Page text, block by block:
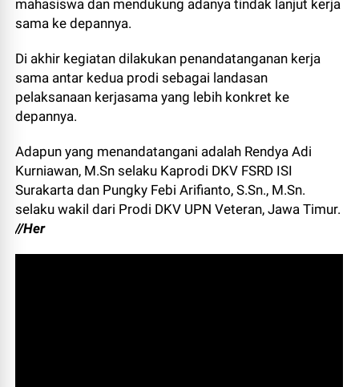
mahasiswa dan mendukung adanya tindak lanjut kerja
sama ke depannya.
Di akhir kegiatan dilakukan penandatanganan kerja
sama antar kedua prodi sebagai landasan
pelaksanaan kerjasama yang lebih konkret ke
depannya.
Adapun yang menandatangani adalah Rendya Adi
Kurniawan, M.Sn selaku Kaprodi DKV FSRD ISI
Surakarta dan Pungky Febi Arifianto, S.Sn., M.Sn.
selaku wakil dari Prodi DKV UPN Veteran, Jawa Timur.
//Her